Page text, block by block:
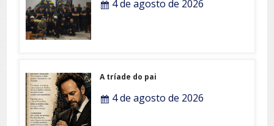
4 de agosto de 2026
A tríade do pai
4 de agosto de 2026